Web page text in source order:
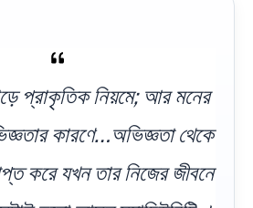
প্রাকৃতিক নিয়মে; আর মনের
কারণে…অভিজ্ঞতা থেকে
করে যখন তার নিজের জীবনে